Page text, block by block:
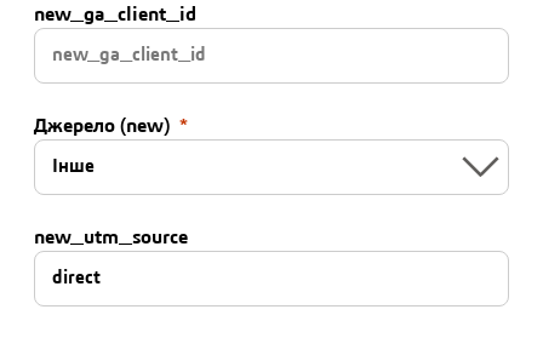
new_ga_client_id
Джерело (new)
new_utm_source